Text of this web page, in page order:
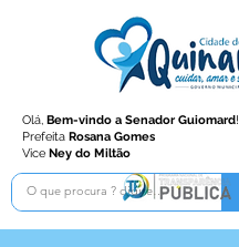
Olá, Bem-vindo a Senador Guiomard!
Prefeita Rosana Gomes
Vice Ney do Miltão